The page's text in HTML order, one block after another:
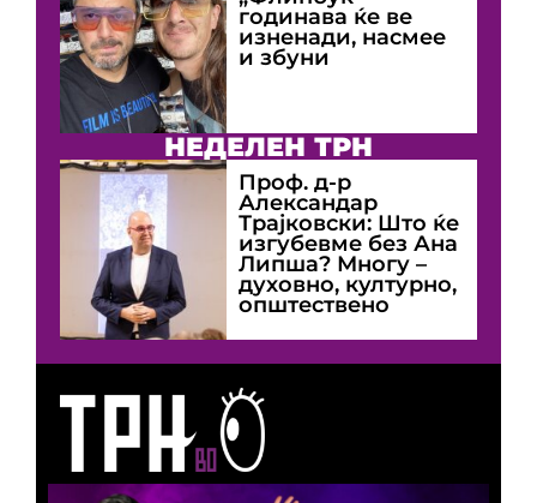
годинава ќе ве
изненади, насмее
и збуни
НЕДЕЛЕН ТРН
Проф. д-р
Александар
Трајковски: Што ќе
изгубевме без Ана
Липша? Многу –
духовно, културно,
општествено